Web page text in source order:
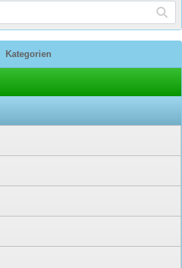
Kategorien